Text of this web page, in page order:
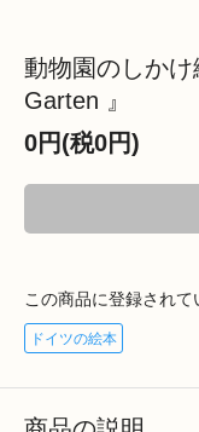
動物園のしか
Garten 』
0円(税0円)
この商品に登録されて
ドイツの絵本